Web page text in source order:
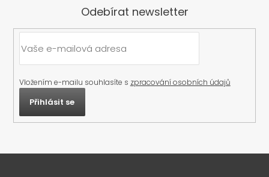
Odebírat newsletter
Vložením e-mailu souhlasíte s zpracování osobních údajů
Přihlásit se